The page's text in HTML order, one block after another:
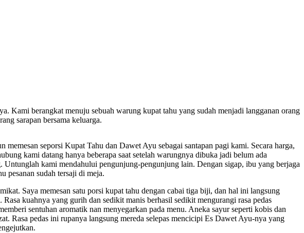
Kami berangkat menuju sebuah warung kupat tahu yang sudah menjadi langganan orang
sarapan bersama keluarga.
seporsi Kupat Tahu dan Dawet Ayu sebagai santapan pagi kami. Secara harga,
kami datang hanya beberapa saat setelah warungnya dibuka jadi belum ada
kami mendahului pengunjung-pengunjung lain. Dengan sigap, ibu yang berjaga
pesanan sudah tersaji di meja.
Saya memesan satu porsi kupat tahu dengan cabai tiga biji, dan hal ini langsung
kuahnya yang gurih dan sedikit manis berhasil sedikit mengurangi rasa pedas
sentuhan aromatik nan menyegarkan pada menu. Aneka sayur seperti kobis dan
Rasa pedas ini rupanya langsung mereda selepas mencicipi Es Dawet Ayu-nya yang